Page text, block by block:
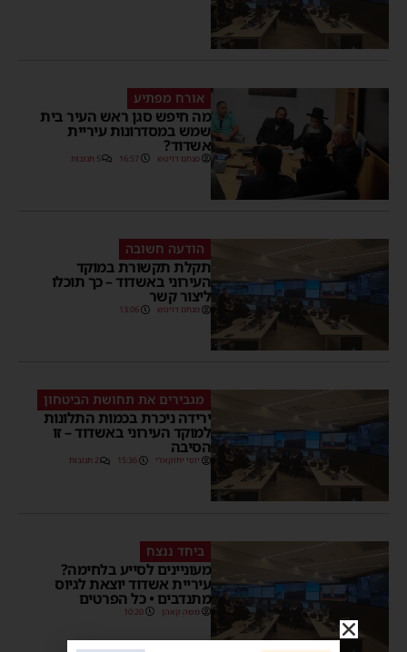
אורח מפתיע
מה חיפש סגן ראש העיר בית
שמש במסדרונות עיריית
אשדוד?
מנחם דויטש 16:57 5 תגובות
הודעה חשובה
תקלת תקשורת במוקד
העירוני באשדוד – כך תוכלו
ליצור קשר
מנחם דויטש 13:06
מגבירים את תחושת הביטחון
ירידה ניכרת בכמות התלונות
למוקד העירוני באשדוד – זו
הסיבה
יוסי יחזקאלי 15:36 2 תגובות
ביחד ננצח
מעוניינים לסייע בלחימה?
עיריית אשדוד יוצאת לגיוס
מתנדבים • כל הפרטים
משה קאהן 10:20